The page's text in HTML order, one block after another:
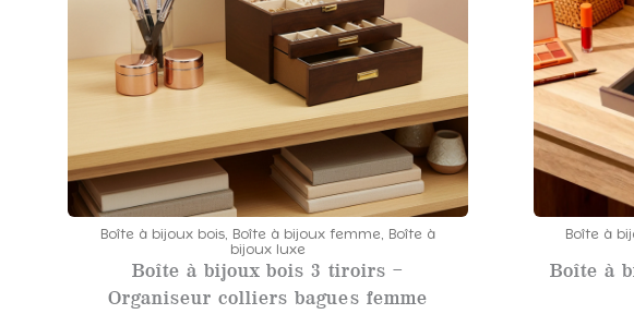
Boîte à bijoux bois, Boîte à bijoux femme, Boîte à
bijoux luxe
Boîte à bijoux bois 3 tiroirs –
Organiseur colliers bagues femme
Boîte à
Boîte à